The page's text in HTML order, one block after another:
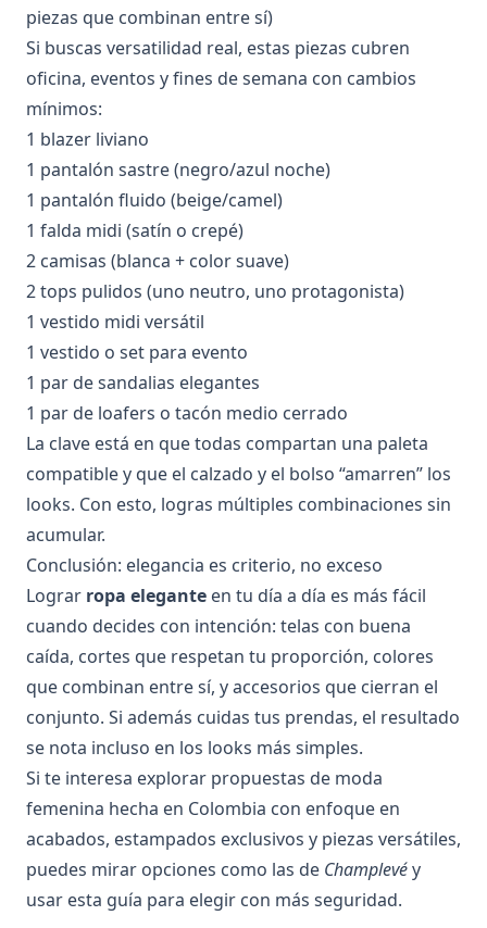
piezas que combinan entre sí)
Si buscas versatilidad real, estas piezas cubren
oficina, eventos y fines de semana con cambios
mínimos:
1 blazer liviano
1 pantalón sastre (negro/azul noche)
1 pantalón fluido (beige/camel)
1 falda midi (satín o crepé)
2 camisas (blanca + color suave)
2 tops pulidos (uno neutro, uno protagonista)
1 vestido midi versátil
1 vestido o set para evento
1 par de sandalias elegantes
1 par de loafers o tacón medio cerrado
La clave está en que todas compartan una paleta
compatible y que el calzado y el bolso “amarren” los
looks. Con esto, logras múltiples combinaciones sin
acumular.
Conclusión: elegancia es criterio, no exceso
Lograr ropa elegante en tu día a día es más fácil
cuando decides con intención: telas con buena
caída, cortes que respetan tu proporción, colores
que combinan entre sí, y accesorios que cierran el
conjunto. Si además cuidas tus prendas, el resultado
se nota incluso en los looks más simples.
Si te interesa explorar propuestas de moda
femenina hecha en Colombia con enfoque en
acabados, estampados exclusivos y piezas versátiles,
puedes mirar opciones como las de Champlevéy
usar esta guía para elegir con más seguridad.